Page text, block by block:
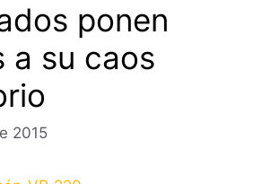
ponen
a su caos
2015